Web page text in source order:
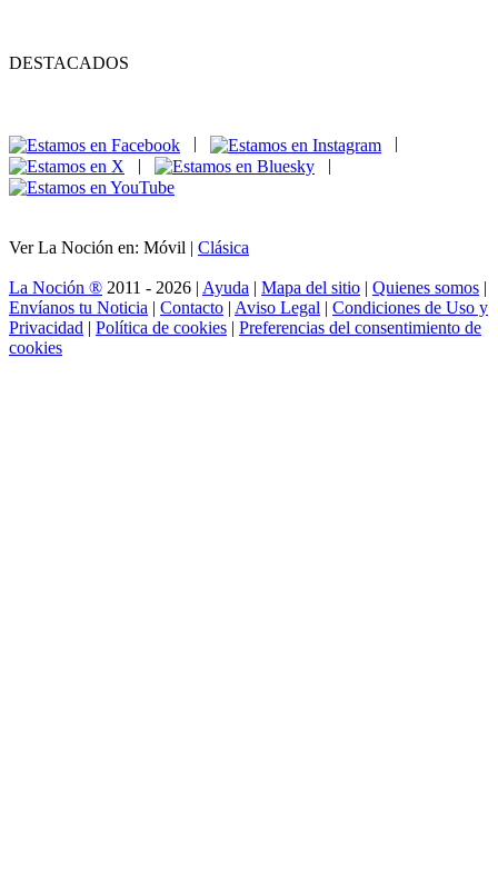
DESTACADOS
|
|
Ver La Noción en: Móvil | Clásica
La Noción ® 2011 - 2026 | Ayuda | Mapa del sitio | Quienes somos |
Envíanos tu Noticia | Contacto | Aviso Legal | Condiciones de Uso y
Privacidad | Política de cookies | Preferencias del consentimiento de
cookies